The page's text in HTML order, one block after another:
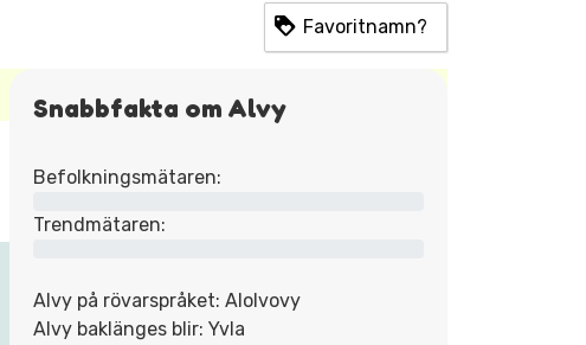
Favoritnamn?
Snabbfakta om Alvy
Befolkningsmätaren:
Trendmätaren:
Alvy på rövarspråket: Alolvovy
Alvy baklänges blir: Yvla